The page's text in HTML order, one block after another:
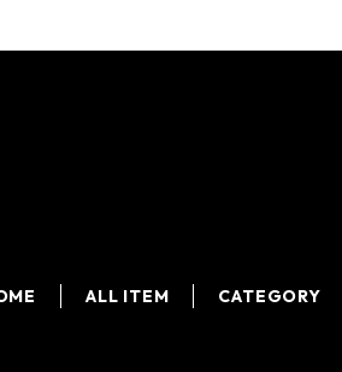
ALL ITEM CATEGORY